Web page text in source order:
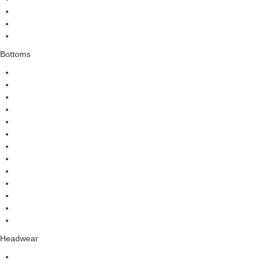
Bottoms
Headwear